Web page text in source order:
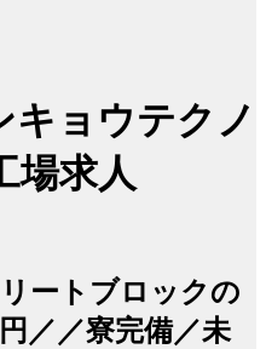
キョウテクノ
場求人
ートブロックの
／／寮完備／未